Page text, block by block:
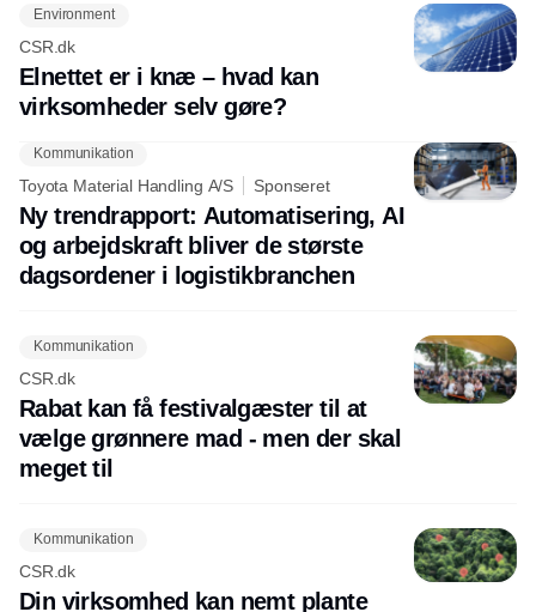
Environment
CSR.dk
Elnettet er i knæ – hvad kan
virksomheder selv gøre?
Kommunikation
Toyota Material Handling A/S Sponseret
Ny trendrapport: Automatisering, AI
og arbejdskraft bliver de største
dagsordener i logistikbranchen
Kommunikation
CSR.dk
Rabat kan få festivalgæster til at
vælge grønnere mad - men der skal
meget til
Kommunikation
CSR.dk
Din virksomhed kan nemt plante